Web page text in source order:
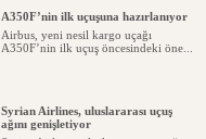
A350F’nin ilk uçuşuna hazırlanıyor
Airbus, yeni nesil kargo uçağı
A350F’nin ilk uçuş öncesindeki öne...
Syrian Airlines, uluslararası uçuş
ağını genişletiyor